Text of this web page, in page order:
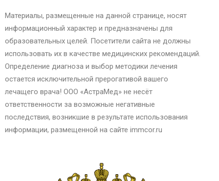
Материалы, размещенные на данной странице, носят
информационный характер и предназначены для
образовательных целей. Посетители сайта не должны
использовать их в качестве медицинских рекомендаций.
Определение диагноза и выбор методики лечения
остается исключительной прерогативой вашего
лечащего врача! ООО «АстраМед» не несёт
ответственности за возможные негативные
последствия, возникшие в результате использования
информации, размещенной на сайте immcor.ru